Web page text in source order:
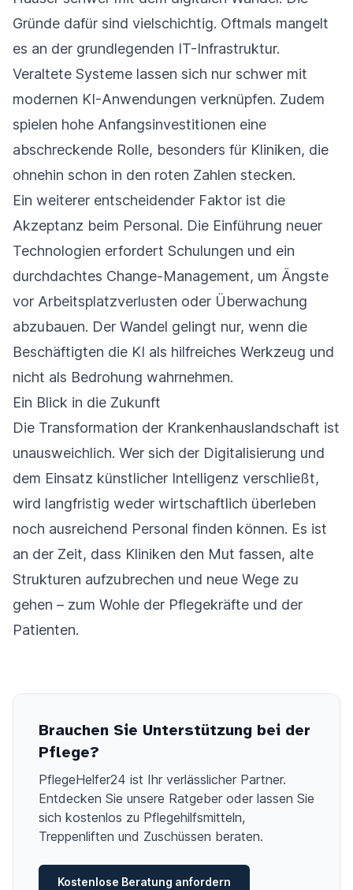
Gründe dafür sind vielschichtig. Oftmals mangelt
es an der grundlegenden IT-Infrastruktur.
Veraltete Systeme lassen sich nur schwer mit
modernen KI-Anwendungen verknüpfen. Zudem
spielen hohe Anfangsinvestitionen eine
abschreckende Rolle, besonders für Kliniken, die
ohnehin schon in den roten Zahlen stecken.
Ein weiterer entscheidender Faktor ist die
Akzeptanz beim Personal. Die Einführung neuer
Technologien erfordert Schulungen und ein
durchdachtes Change-Management, um Ängste
vor Arbeitsplatzverlusten oder Überwachung
abzubauen. Der Wandel gelingt nur, wenn die
Beschäftigten die KI als hilfreiches Werkzeug und
nicht als Bedrohung wahrnehmen.
Ein Blick in die Zukunft
Die Transformation der Krankenhauslandschaft ist
unausweichlich. Wer sich der Digitalisierung und
dem Einsatz künstlicher Intelligenz verschließt,
wird langfristig weder wirtschaftlich überleben
noch ausreichend Personal finden können. Es ist
an der Zeit, dass Kliniken den Mut fassen, alte
Strukturen aufzubrechen und neue Wege zu
gehen – zum Wohle der Pflegekräfte und der
Patienten.
Brauchen Sie Unterstützung bei der
Pflege?
PflegeHelfer24 ist Ihr verlässlicher Partner.
Entdecken Sie unsere Ratgeber oder lassen Sie
sich kostenlos zu Pflegehilfsmitteln,
Treppenliften und Zuschüssen beraten.
Kostenlose Beratung anfordern